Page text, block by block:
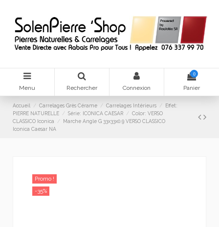
Menu Rechercher Connexion
0
Panier
Accueil Carrelages Grès Cérame Carrelages Intérieurs
Effet:
PIERRE NATURELLE
Série: ICONICA CAESAR
Color: VERSO
CLASSICO Iconica
Marche Angle G 33x33x0.9 VERSO CLASSICO
Iconica Caesar NA
Promo !
-35%